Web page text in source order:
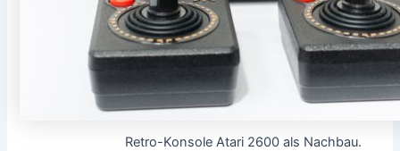
Retro-Konsole Atari 2600 als Nachbau.